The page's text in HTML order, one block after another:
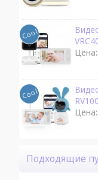
Цена:
Цена:
Подходящие